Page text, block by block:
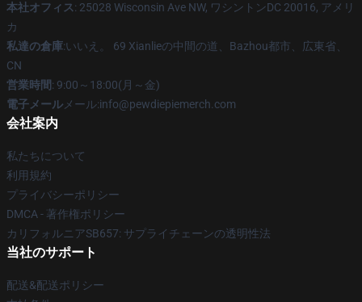
本社オフィス: 25028 Wisconsin Ave NW, ワシントンDC 20016, アメリ
カ
私達の倉庫:いいえ。 69 Xianlieの中間の道、Bazhou都市、広東省、
CN
営業時間: 9:00～18:00(月～金)
電子メール メール:info@pewdiepiemerch.com
会社案内
私たちについて
利用規約
プライバシーポリシー
DMCA - 著作権ポリシー
カリフォルニアSB657: サプライチェーンの透明性法
当社のサポート
配送&配送ポリシー